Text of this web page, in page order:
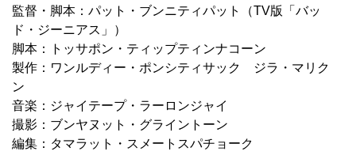
監督・脚本：パット・ブンニティパット（TV版「バッ
ド・ジーニアス」）
脚本：トッサポン・ティップティンナコーン
製作：ワンルディー・ポンシティサック ジラ・マリク
ン
音楽：ジャイテープ・ラーロンジャイ
撮影：ブンヤヌット・グライントーン
編集：タマラット・スメートスパチョーク